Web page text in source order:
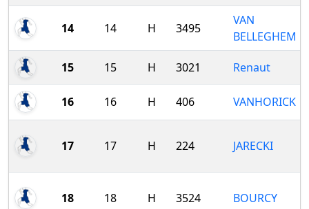
14 14 H 3495
VAN
BELLEGHEM
15 15 H 3021 Renaut
16 16 H 406 VANHORICK
17 17 H 224 JARECKI
18 18 H 3524 BOURCY